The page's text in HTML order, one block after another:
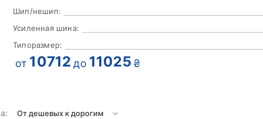
Шип/нешип:
Усиленная шина:
Типоразмер:
от 10712 до 11025 ₴